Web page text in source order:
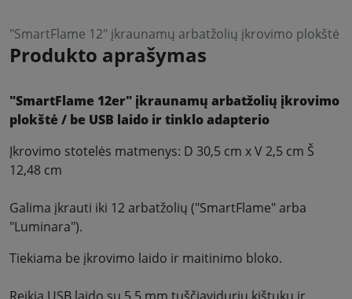
"SmartFlame 12" įkraunamų arbatžolių įkrovimo plokštė
Produkto aprašymas
"SmartFlame 12er" įkraunamų arbatžolių įkrovimo
plokštė / be USB laido ir tinklo adapterio
Įkrovimo stotelės matmenys: D 30,5 cm x V 2,5 cm Š
12,48 cm
Galima įkrauti iki 12 arbatžolių ("SmartFlame" arba
"Luminara").
Tiekiama be įkrovimo laido ir maitinimo bloko.